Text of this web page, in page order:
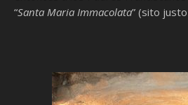
“Santa Maria Immacolata” (sito justo